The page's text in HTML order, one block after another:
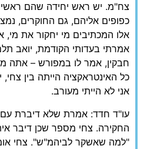
צח"מ. יש ראש יחידה שהם
כפופים אליהם, גם החוקרים,
אלו המכתיבים מי יחקור את מי,
אמרתי בעדותי הקודמת, יואב
חבקין, אמר לו במפורש – אתה
כל האינטראקציה הייתה בין צחי,
אני לא הייתי מעורב.
עו"ד חדד: אמרת שלא דיברת עם
החקירה. צחי מספר שכן דיבר
"למה שאשקר לביהמ"ש". צחי